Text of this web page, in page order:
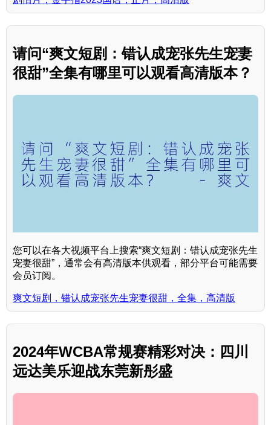
请问“爽文短剧：错认成宠张先生宠妻
很甜”全集有哪里可以观看高清版本？
您可以在各大视频平台上搜索“爽文短剧：错认成宠张先生
宠妻很甜”，通常会有高清版本供观看，部分平台可能需要
会员订阅。
爽文短剧，错认成宠张先生宠妻很甜，全集，高清版
2024年WCBA常规赛精彩对决：四川
远达美乐迎战东莞新彤盛